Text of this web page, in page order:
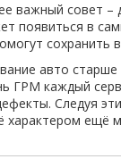
важный совет –
появиться в
сохранить
авто
ГРМ каждый
Следуя
характером ещё